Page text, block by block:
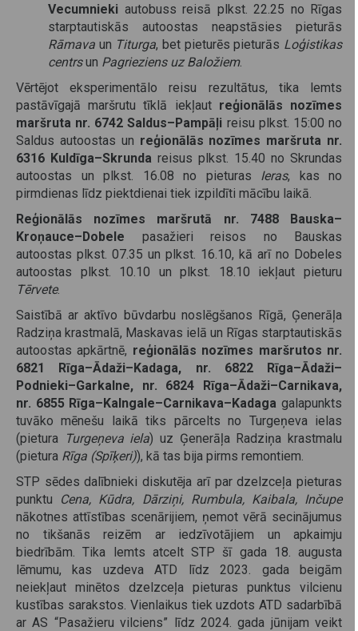
Vecumnieki autobuss reisā plkst. 22.25 no Rīgas
starptautiskās autoostas neapstāsies pieturās
Rāmava un Titurga, bet pieturēs pieturās Loģistikas
centrsun Pagrieziens uz Baložiem.
Vērtējot eksperimentālo reisu rezultātus, tika lemts
pastāvīgajā maršrutu tīklā iekļaut reģionālās nozīmes
maršruta nr. 6742 Saldus–Pampāļi reisu plkst. 15:00 no
Saldus autoostas un reģionālās nozīmes maršruta nr.
6316 Kuldīga–Skrunda reisus plkst. 15.40 no Skrundas
autoostas un plkst. 16.08 no pieturas Ieras, kas no
pirmdienas līdz piektdienai tiek izpildīti mācību laikā.
Reģionālās nozīmes maršrutā nr. 7488 Bauska–
Kroņauce–Dobele pasažieri reisos no Bauskas
autoostas plkst. 07.35 un plkst. 16.10, kā arī no Dobeles
autoostas plkst. 10.10 un plkst. 18.10 iekļaut pieturu
Tērvete.
Saistībā ar aktīvo būvdarbu noslēgšanos Rīgā, Ģenerāļa
Radziņa krastmalā, Maskavas ielā un Rīgas starptautiskās
autoostas apkārtnē, reģionālās nozīmes maršrutos nr.
6821 Rīga–Ādaži–Kadaga, nr. 6822 Rīga–Ādaži–
Podnieki–Garkalne, nr. 6824 Rīga–Ādaži–Carnikava,
nr. 6855 Rīga–Kalngale–Carnikava–Kadaga galapunkts
tuvāko mēnešu laikā tiks pārcelts no Turgeņeva ielas
(pietura
Turgeņeva iela) uz Ģenerāļa Radziņa krastmalu
(pietura Rīga (Spīķeri)), kā tas bija pirms remontiem.
STP sēdes dalībnieki diskutēja arī par dzelzceļa pieturas
punktu Cena, Kūdra, Dārziņi, Rumbula, Kaibala, Inčupe
nākotnes attīstības scenārijiem, ņemot vērā secinājumus
no tikšanās reizēm ar iedzīvotājiem un apkaimju
biedrībām. Tika lemts atcelt STP šī gada 18. augusta
lēmumu, kas uzdeva ATD līdz 2023. gada beigām
neiekļaut minētos dzelzceļa pieturas punktus vilcienu
kustības sarakstos. Vienlaikus tiek uzdots ATD sadarbībā
ar AS “Pasažieru vilciens” līdz 2024. gada jūnijam veikt